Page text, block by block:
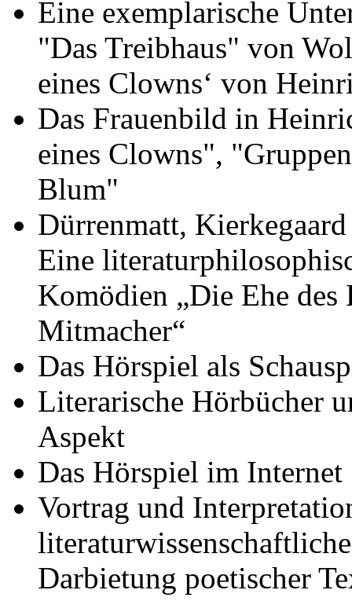
Eine exemplarische
"Das Treibhaus" von
eines Clowns‘ von
Das Frauenbild in
eines Clowns",
Blum"
Dürrenmatt,
Eine
Komödien „Die Ehe
Mitmacher“
Das Hörspiel als
Literarische Hörbücher
Aspekt
Das Hörspiel im Internet
Vortrag und
Darbietung poetischer